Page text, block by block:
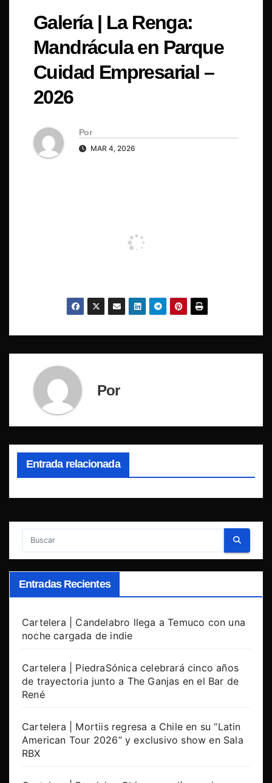
Galería | La Renga:
Mandrácula en Parque
Cuidad Empresarial –
2026
Por
MAR 4, 2026
Por
Entrada relacionada
Entradas Recientes
Cartelera | Candelabro llega a Temuco con una
noche cargada de indie
Cartelera | PiedraSónica celebrará cinco años
de trayectoria junto a The Ganjas en el Bar de
René
Cartelera | Mortiis regresa a Chile en su “Latin
American Tour 2026” y exclusivo show en Sala
RBX